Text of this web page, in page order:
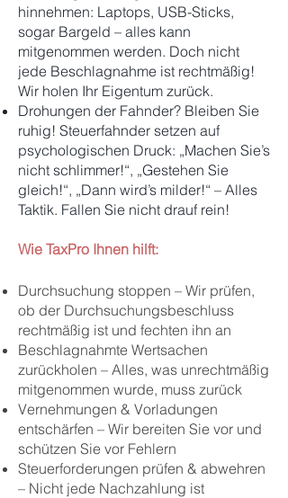
hinnehmen: Laptops, USB-Sticks,
sogar Bargeld – alles kann
mitgenommen werden. Doch nicht
jede Beschlagnahme ist rechtmäßig!
Wir holen Ihr Eigentum zurück.
Drohungen der Fahnder? Bleiben Sie
ruhig! Steuerfahnder setzen auf
psychologischen Druck: „Machen Sie’s
nicht schlimmer!“, „Gestehen Sie
gleich!“, „Dann wird’s milder!“ – Alles
Taktik. Fallen Sie nicht drauf rein!
Wie TaxPro Ihnen hilft:
Durchsuchung stoppen – Wir prüfen,
ob der Durchsuchungsbeschluss
rechtmäßig ist und fechten ihn an
Beschlagnahmte Wertsachen
zurückholen – Alles, was unrechtmäßig
mitgenommen wurde, muss zurück
Vernehmungen & Vorladungen
entschärfen – Wir bereiten Sie vor und
schützen Sie vor Fehlern
Steuerforderungen prüfen & abwehren
– Nicht jede Nachzahlung ist